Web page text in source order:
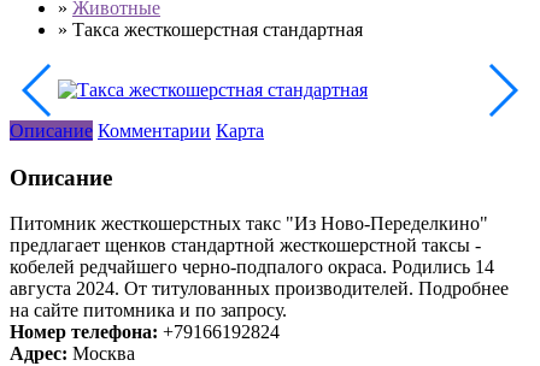
» Животные
» Такса жесткошерстная стандартная
Описание Комментарии Карта
Описание
Питомник жесткошерстных такс "Из Ново-Переделкино"
предлагает щенков стандартной жесткошерстной таксы -
кобелей редчайшего черно-подпалого окраса. Родились 14
августа 2024. От титулованных производителей. Подробнее
на сайте питомника и по запросу.
Номер телефона: +79166192824
Адрес: Москва